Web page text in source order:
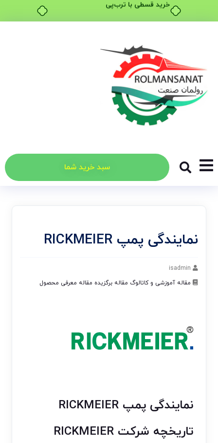
خرید قسطی با ترب‌پی
سبد خرید شما
نمایندگی پمپ RICKMEIER
مقاله آموزشی و کاتالوگ مقاله برگزیده مقاله معرفی محصول
نمایندگی پمپ RICKMEIER
تاریخچه شرکت RICKMEIER